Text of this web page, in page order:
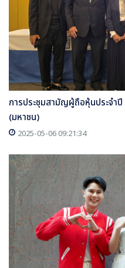
การประชุมสามัญผู้ถือหุ้นประจำ
(มหาชน)
2025-05-06 09:21:34